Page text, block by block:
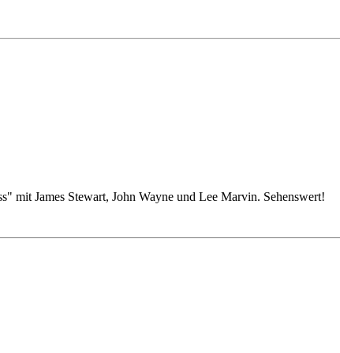
mit James Stewart, John Wayne und Lee Marvin. Sehenswert!